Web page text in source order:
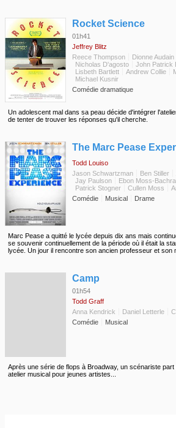
Rocket Science
01h41
Jeffrey Blitz
Reece Thompson
Dionne Audain
Nicholas D'agosto
John Patrick
Lisbeth Bartlett
Andrew Collie
Michael Kusnir
Comédie dramatique
Un adolescent mal dans sa peau décide d'intégrer
de tenter de trouver les réponses qu'il cherche.
The Marc Pease
Todd Louiso
Jason Schwartzman
Ben Stiller
Jay Paulson
Ebon Moss-
Patrick Stogner
Cullen Moss
Comédie
Musical Drame
Marc Pease a quitté le lycée depuis dix ans mais
se souvenir continuellement de la période où il était la
lycée. Un jour il rencontre son ancien professeur et son
Camp
01h54
Todd Graff
Anna Kendrick
Daniel Letterle
Comédie
Musical
Après une série de flops à Broadway, un scénariste
atelier musical pour jeunes artistes...